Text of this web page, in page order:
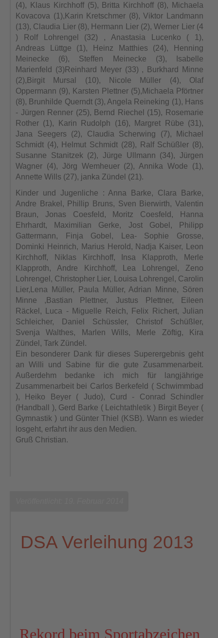
(4), Klaus
Kirchhoff (5), Britta Kirchhoff (8), Michaela
Kovacova (1),Karin Kretschmer (8), Viktor Landmann
(13), Claudia Lier (8), Hermann Lier (2), Werner Lier (4
) Rolf Lohrengel (32) , Anastasia Lucenko ( 1),
Andreas Lüttge (1), Heinz Matthies (24), Henning
Meinecke (6), Steffen
Meinecke (3), Isabelle
Marienfeld (3)Reinhard Meyer (33) , Burkhard
Minne
(2),Birgit Mursal (10), Nicole Müller (4), Olaf
Oppermann (9), Karsten Plettner (5),Michaela Pförtner
(8), Brunhilde Querndt (3), Angela Reineking (1), Hans
- Jürgen Renner (25), Bernd Riechel (15), Rosemarie
Rother (1), Karin Rudolph (16), Margret Rübe (31),
Jana Seegers (2), Claudia Scherwing (7), Michael
Schmidt (4), Helmut Schmidt (28), Ralf Schüßler (8),
Susanne Stanitzek (2), Jürge Ullmann (34), Jürgen
Wagner (4), Jörg Wemheuer (2), Annika Wode (1),
Annette Wills (27), janka Zündel (21).
Kinder und Jugenliche : Anna Barke, Clara Barke,
Andre
Brakel, Phillip Bruns, Sven Bierwirth, Valentin
Braun, Jonas Coesfeld,
Moritz Coesfeld, Hanna
Ehrhardt, Maximilian Gerke, Jost Gobel, Philipp
Gattermann, Finja Gobel, Lea- Sophie Grosse,
Dominki Heinrich, Marius Herold, Nadja Kaiser, Leon
Kirchhoff, Niklas Kirchhoff, Insa Klapproth,
Merle
Klapproth, Andre Kirchhoff, Lea Lohrengel, Zeno
Lohrengel, Christopher Lier, Louisa Lohrengel, Carolin
Lier,Lena Müller, Paula
Müller, Adrian Minne, Sören
Minne ,Bastian Plettner, Justus Plettner,
Eileen
Räckel, Luca - Miguelle Reich, Felix Richert, Julian
Schleicher,
Daniel Schüssler, Christof Schüßler,
Svenja Walthes, Marlen Wills, Merle Zöftig, Kira
Zündel, Tark Zündel.
Ein besonderer Dank für dieses Superergebnis geht
an Willi und Sabine für die gute Zusammenarbeit.
Außerdehm bedanke ich mich für langjährige
Zusammenarbeit bei Carlos Berkefeld ( Schwimmbad
), Heiko Beyer ( Judo), Curd - Conrad Schindler
(Handball ), Gerd Barke ( Leichtathletik ) Birgit Beyer (
Gymnastik ) und Günter Thiel (KSB). Wann es wieder
losgeht, erfahrt ihr aus den Medien.
Gruß Christian.
DSA Verleihung 2013
Rekord beim Sportabzeichen